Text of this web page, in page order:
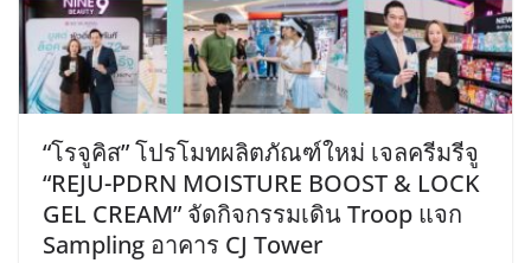
“โรจูคิส” โปรโมทผลิตภัณฑ์ใหม่ เจลครีมรีจู
“REJU-PDRN MOISTURE BOOST & LOCK
GEL CREAM” จัดกิจกรรมเดิน Troop แจก
Sampling อาคาร CJ Tower